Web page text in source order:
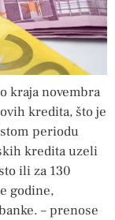
kraja novembra
kredita, što je
periodu
kredita uzeli
ili za 130
godine,
– prenose